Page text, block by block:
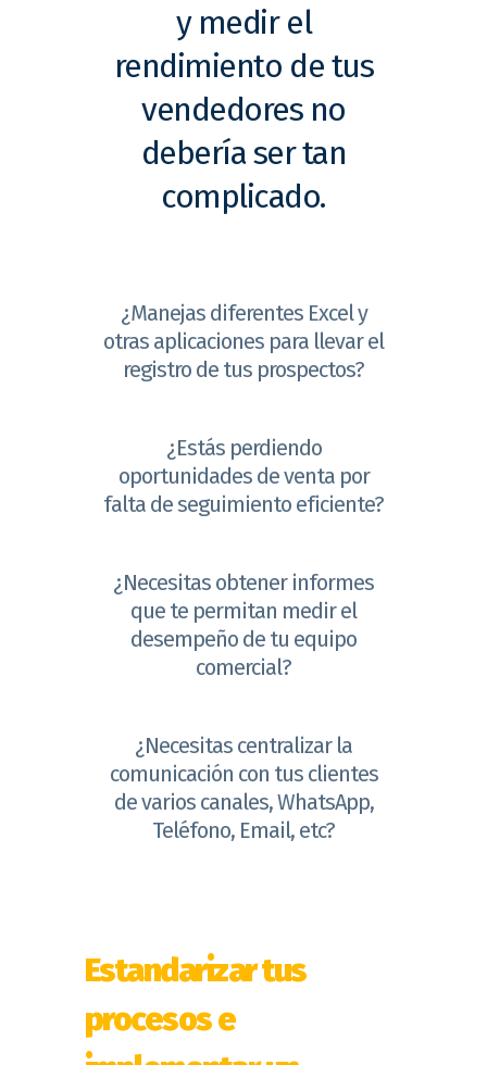
y medir el
rendimiento de tus
vendedores no
debería ser tan
complicado.
¿Manejas diferentes Excel y
otras aplicaciones para llevar el
registro de tus prospectos?
¿Estás perdiendo
oportunidades de venta por
falta de seguimiento eficiente?
¿Necesitas obtener informes
que te permitan medir el
desempeño de tu equipo
comercial?
¿Necesitas centralizar la
comunicación con tus clientes
de varios canales, WhatsApp,
Teléfono, Email, etc?
Estandarizar tus
procesos e